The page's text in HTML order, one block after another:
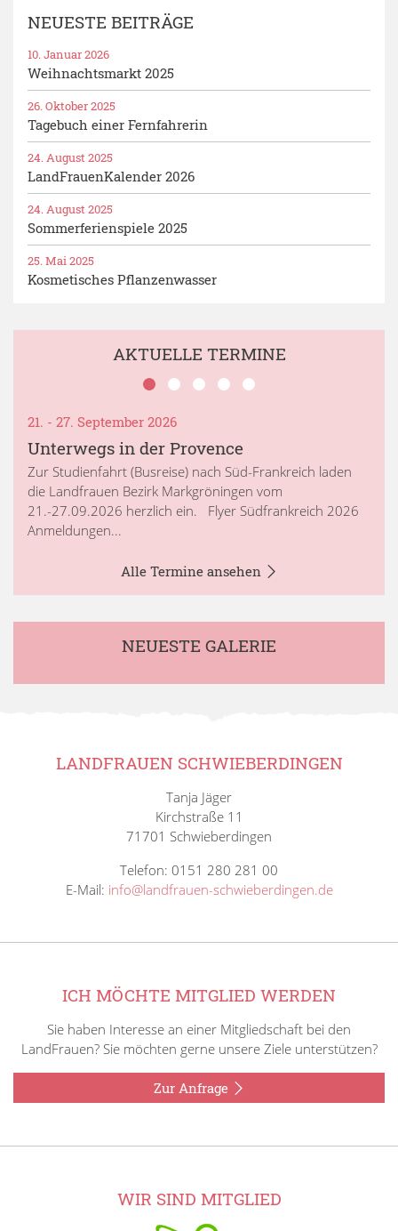
NEUESTE BEITRÄGE
Weihnachtsmarkt 2025
10. Januar 2026
Tagebuch einer Fernfahrerin
26. Oktober 2025
LandFrauenKalender 2026
24. August 2025
Sommerferienspiele 2025
24. August 2025
Kosmetisches Pflanzenwasser
25. Mai 2025
AKTUELLE TERMINE
21. - 27. September 2026
Unterwegs in der Provence
Zur Studienfahrt (Busreise) nach Süd-Frankreich laden
die Landfrauen Bezirk Markgröningen vom
21.-27.09.2026 herzlich ein. Flyer Südfrankreich 2026
Anmeldungen...
Alle Termine ansehen
NEUESTE GALERIE
LANDFRAUEN SCHWIEBERDINGEN
Tanja Jäger
Kirchstraße 11
71701 Schwieberdingen
Telefon: 0151 280 281 00
E-Mail: info@landfrauen-schwieberdingen.de
ICH MÖCHTE MITGLIED WERDEN
Sie haben Interesse an einer Mitgliedschaft bei den
LandFrauen? Sie möchten gerne unsere Ziele unterstützen?
Zur Anfrage
WIR SIND MITGLIED